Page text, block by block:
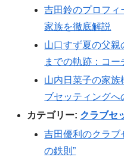
吉田鈴のプロフィ
家族を徹底解説
山口すず夏の父親
までの軌跡：コ
山内日菜子の家族
ブセッティングへ
カテゴリー: クラブセ
吉田優利のクラブ
の鉄則”